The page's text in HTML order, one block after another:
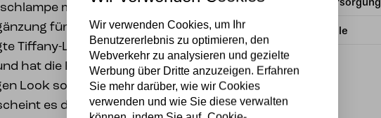
mit verstellbarem
für jeden Raum im
Tiffany-Lampenschirm ist in
hat die Form einer Blume,
Look sorgt. Bei
es durch den hellbeigen
Lichtquelle
Wir verwenden Cookies, um Ihr
Benutzererlebnis zu optimieren, den
Webverkehr zu analysieren und gezielte
Werbung über Dritte anzuzeigen. Erfahren
Sie mehr darüber, wie wir Cookies
verwenden und wie Sie diese verwalten